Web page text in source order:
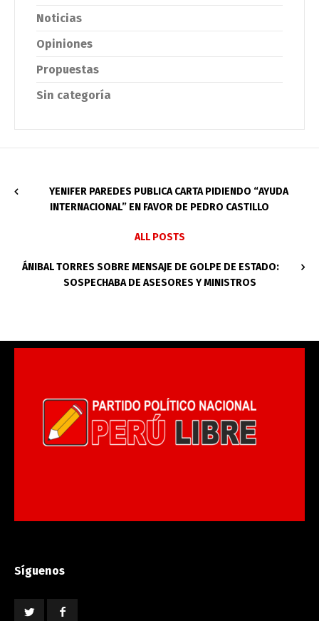
Noticias
Opiniones
Propuestas
Sin categoría
YENIFER PAREDES PUBLICA CARTA PIDIENDO “AYUDA
INTERNACIONAL” EN FAVOR DE PEDRO CASTILLO
ALL POSTS
ÁNIBAL TORRES SOBRE MENSAJE DE GOLPE DE ESTADO:
SOSPECHABA DE ASESORES Y MINISTROS
Síguenos